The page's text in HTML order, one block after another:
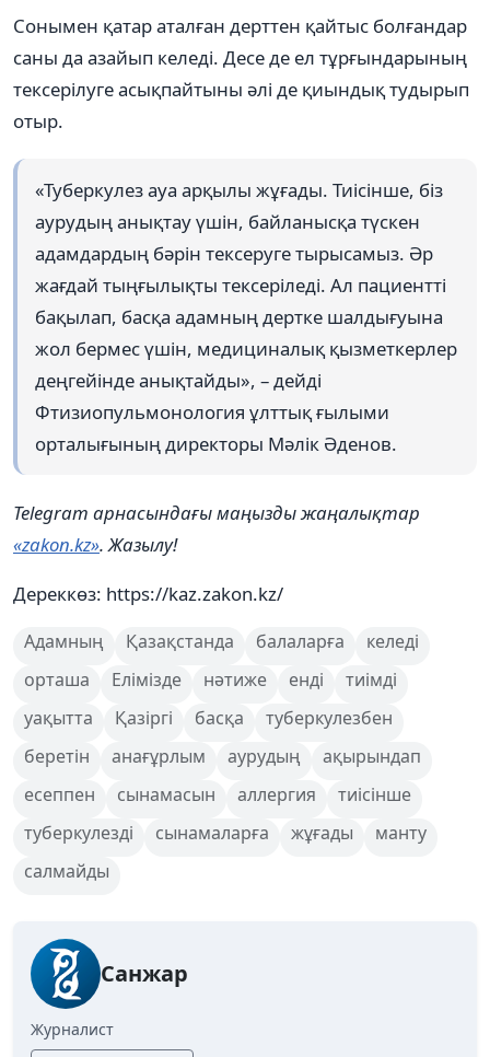
Сонымен қатар аталған дерттен қайтыс болғандар
саны да азайып келеді. Десе де ел тұрғындарының
тексерілуге асықпайтыны әлі де қиындық тудырып
отыр.
«Туберкулез ауа арқылы жұғады. Тиісінше, біз
аурудың анықтау үшін, байланысқа түскен
адамдардың бәрін тексеруге тырысамыз. Әр
жағдай тыңғылықты тексеріледі. Ал пациентті
бақылап, басқа адамның дертке шалдығуына
жол бермес үшін, медициналық қызметкерлер
деңгейінде анықтайды», – дейді
Фтизиопульмонология ұлттық ғылыми
орталығының директоры Мәлік Әденов.
Telegram арнасындағы маңызды жаңалықтар
«zakon.kz». Жазылу!
Дереккөз: https://kaz.zakon.kz/
Адамның Қазақстанда балаларға
келеді
орташа
Елімізде нәтиже енді
тиімді
уақытта
Қазіргі басқа
туберкулезбен
беретін
анағұрлым аурудың
ақырындап
есеппен
сынамасын аллергия
тиісінше
туберкулезді
сынамаларға жұғады
манту
салмайды
Санжар
Журналист